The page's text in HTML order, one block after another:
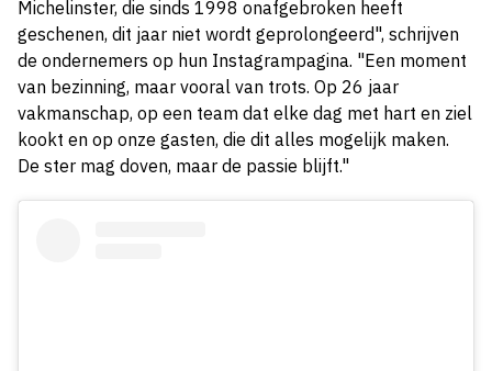
Michelinster, die sinds 1998 onafgebroken heeft
geschenen, dit jaar niet wordt geprolongeerd", schrijven
de ondernemers op hun Instagrampagina. "Een moment
van bezinning, maar vooral van trots. Op 26 jaar
vakmanschap, op een team dat elke dag met hart en ziel
kookt en op onze gasten, die dit alles mogelijk maken.
De ster mag doven, maar de passie blijft."